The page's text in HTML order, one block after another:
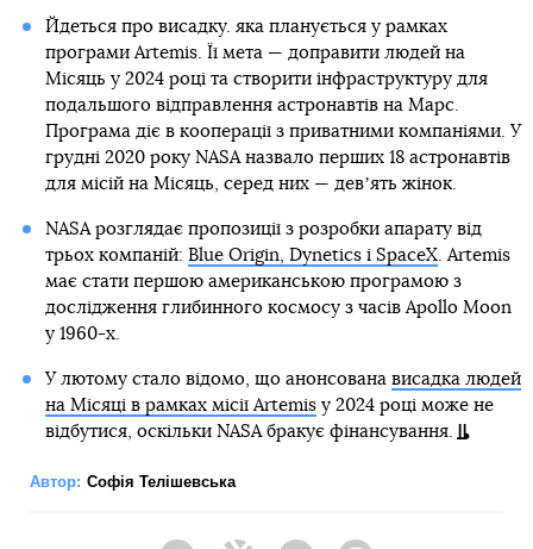
Йдеться про висадку. яка планується у рамках
програми Artemis. Її мета — доправити людей на
Місяць у 2024 році та створити інфраструктуру для
подальшого відправлення астронавтів на Марс.
Програма діє в кооперації з приватними компаніями. У
грудні 2020 року NASA назвало перших 18 астронавтів
для місій на Місяць, серед них — девʼять жінок.
NASA розглядає пропозиції з розробки апарату від
трьох компаній: Blue Origin, Dynetics і SpaceX. Artemis
має стати першою американською програмою з
дослідження глибинного космосу з часів Apollo Moon
у 1960-х.
У лютому стало відомо, що анонсована висадка людей
на Місяці в рамках місії Artemisу 2024 році може не
відбутися, оскільки NASA бракує фінансування.
Автор: Софія Телішевська